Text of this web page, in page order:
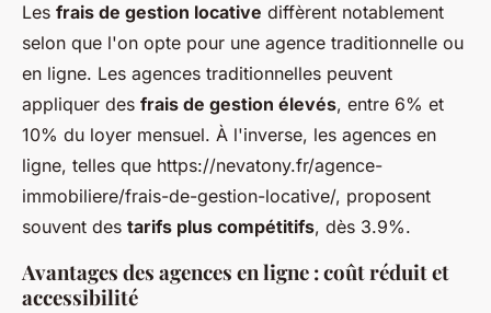
Les frais de gestion locative diffèrent notablement
selon que l'on opte pour une agence traditionnelle ou
en ligne. Les agences traditionnelles peuvent
appliquer des frais de gestion élevés, entre 6% et
10% du loyer mensuel. À l'inverse, les agences en
ligne, telles que https://nevatony.fr/agence-
immobiliere/frais-de-gestion-locative/, proposent
souvent des tarifs plus compétitifs, dès 3.9%.
Avantages des agences en ligne : coût réduit et
accessibilité